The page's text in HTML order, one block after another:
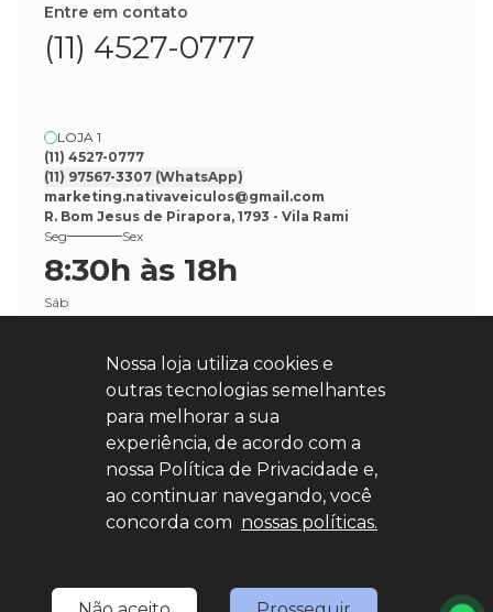
Entre em contato
(11) 4527-0777
LOJA 1
(11) 4527-0777
(11) 97567-3307 (WhatsApp)
marketing.nativaveiculos@gmail.com
R. Bom Jesus de Pirapora, 1793 - Vila Rami
Seg
Sex
8:30h às 18h
Sáb
Explore nosso sucesso
Desenvolvido por
Nossa loja utiliza cookies e
outras tecnologias semelhantes
para melhorar a sua
experiência, de acordo com a
nossa Política de Privacidade e,
ao continuar navegando, você
concorda com nossas políticas.